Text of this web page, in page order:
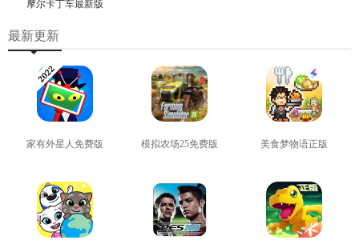
摩尔卡丁车最新版
最新更新
家有外星人免费版 模拟农场25免费版 美食梦物语正版